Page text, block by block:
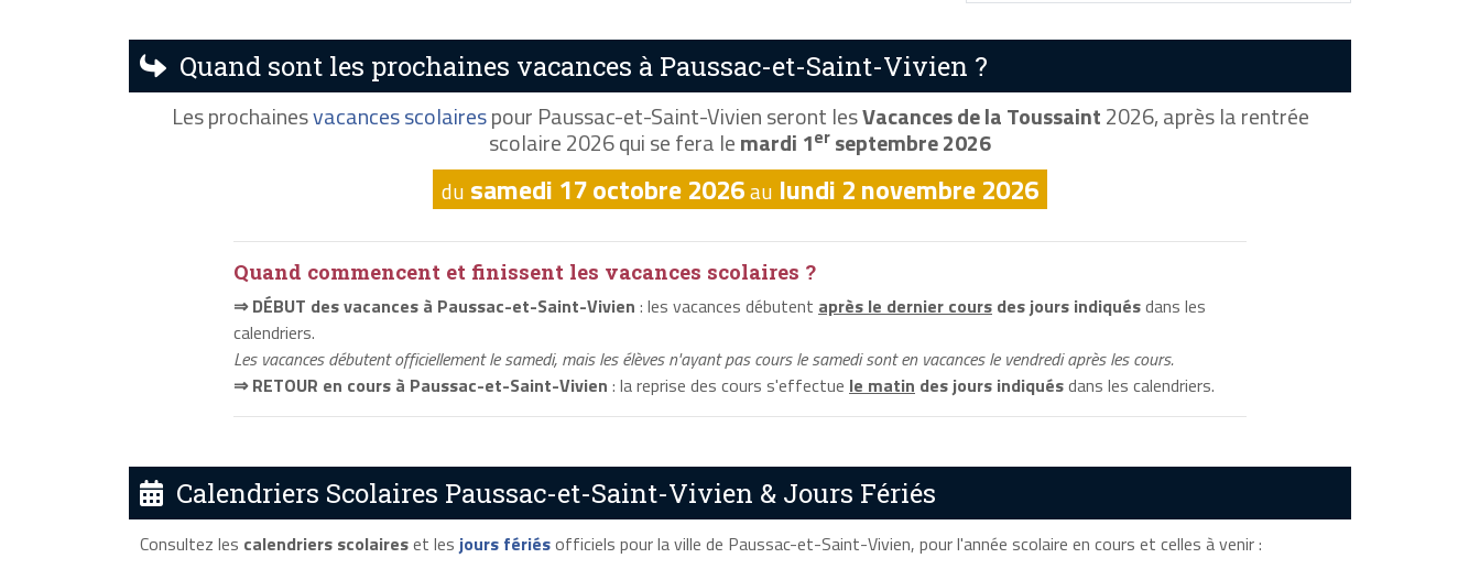
Quand sont les prochaines vacances à Paussac-et-Saint-Vivien ?
Les prochainesvacances scolairespour Paussac-et-Saint-Vivien seront lesVacances de la Toussaint2026, après la rentrée
scolaire 2026 qui se fera lemardi 1er septembre 2026
du samedi 17 octobre 2026au lundi 2 novembre 2026
Quand commencent et finissent les vacances scolaires ?
⇒ DÉBUT des vacances à Paussac-et-Saint-Vivien : les vacances débutent après le dernier cours des jours indiquésdans les
calendriers.
Les vacances débutent officiellement le samedi, mais les élèves n'ayant pas cours le samedi sont en vacances le vendredi après les cours.
⇒ RETOUR en cours à Paussac-et-Saint-Vivien : la reprise des cours s'effectue le matin des jours indiquésdans les calendriers.
Calendriers Scolaires Paussac-et-Saint-Vivien & Jours Fériés
Consultez les calendriers scolaireset les jours fériésofficiels pour la ville de Paussac-et-Saint-Vivien, pour l'année scolaire en cours et celles à venir :